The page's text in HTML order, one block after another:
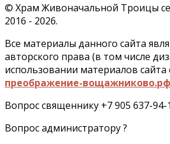
© Храм Живоначальной Троицы
2016 - 2026.
Все материалы данного сайта
авторского права (в том числе
использовании материалов сайта
преображение-вощажниково.рф
Вопрос священнику +7 905 637-94-
Вопрос администратору ?